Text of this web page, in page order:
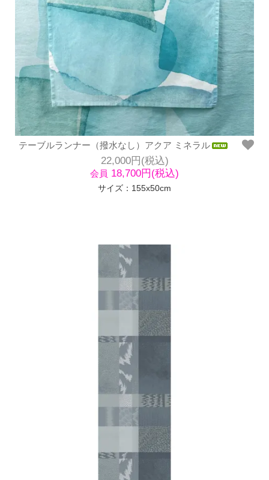
テーブルランナー（撥水なし）アクア ミネラル
22,000円(税込)
会員 18,700円(税込)
サイズ：155x50cm